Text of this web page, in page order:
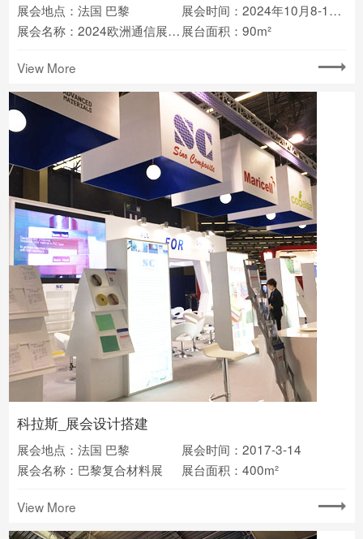
展会地点：法国 巴黎
展会时间：2024年10月8-10日
展会名称：2024欧洲通信展Network X 展台面积：90m²
View More
科拉斯_展会设计搭建
展会地点：法国 巴黎
展会时间：2017-3-14
展会名称：巴黎复合材料展
展台面积：400m²
View More